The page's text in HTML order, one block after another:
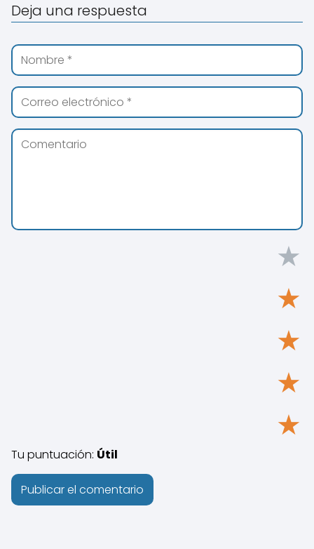
Deja una respuesta
★
★
★
★
★
Tu puntuación: Útil